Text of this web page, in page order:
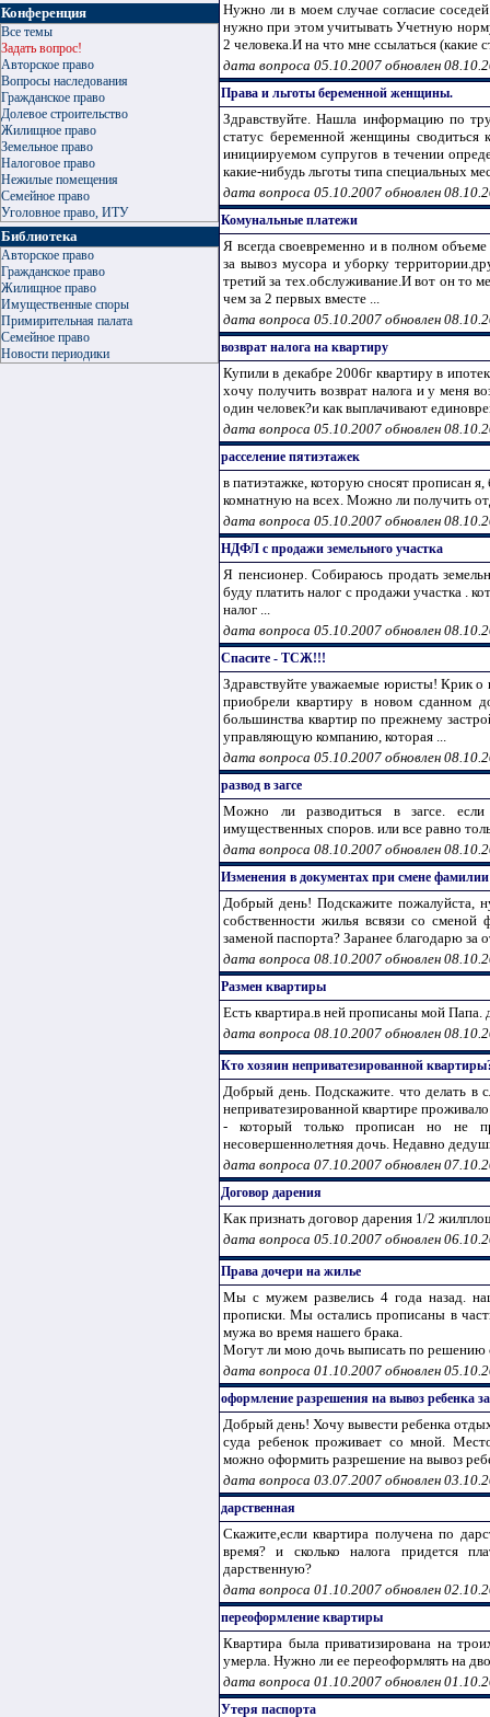
Конференция
Все темы
Задать вопрос!
Авторское право
Вопросы наследования
Гражданское право
Долевое строительство
Жилищное право
Земельное право
Налоговое право
Нежилые помещения
Семейное право
Уголовное право, ИТУ
Библиотека
Авторское право
Гражданское право
Жилищное право
Имущественные споры
Примирительная палата
Семейное право
Новости периодики
Нужно ли в моем случае согласие
нужно при этом учитывать Учетную
2 человека.И на что мне ссылаться (какие
дата вопроса 05.10.2007 обновлен
Права и льготы беременной женщины.
Здравствуйте. Нашла информацию по
статус беременной женщины сводиться
инициируемом супругов в течении
какие-нибудь льготы типа специальных
дата вопроса 05.10.2007 обновлен
Комунальные платежи
Я всегда своевременно и в полном
за вывоз мусора и уборку
третий за тех.обслуживание.И вот он то
чем за 2 первых вместе ...
дата вопроса 05.10.2007 обновлен
возврат налога на квартиру
Купили в декабре 2006г квартиру в
хочу получить возврат налога и у меня
один человек?и как выплачивают
дата вопроса 05.10.2007 обновлен
расселение пятиэтажек
в патиэтажке, которую сносят прописан
комнатную на всех. Можно ли получить
дата вопроса 05.10.2007 обновлен
НДФЛ с продажи земельного участка
Я пенсионер. Собираюсь продать
буду платить налог с продажи участка .
налог ...
дата вопроса 05.10.2007 обновлен
Спасите - ТСЖ!!!
Здравствуйте уважаемые юристы! Крик о
приобрели квартиру в новом сданном
большинства квартир по прежнему
управляющую компанию, которая ...
дата вопроса 05.10.2007 обновлен
развод в загсе
Можно ли разводиться в загсе.
имущественных споров. или все равно
дата вопроса 08.10.2007 обновлен
Изменения в документах при смене фамилии
Добрый день! Подскажите пожалуйста,
собственности жилья всвязи со сменой
заменой паспорта? Заранее благодарю за
дата вопроса 08.10.2007 обновлен
Размен квартиры
Есть квартира.в ней прописаны мой Папа.
дата вопроса 08.10.2007 обновлен
Кто хозяин неприватезированной
Добрый день. Подскажите. что делать в
неприватезированной квартире
- который только прописан но не
несовершеннолетняя дочь. Недавно
дата вопроса 07.10.2007 обновлен
Договор дарения
Как признать договор дарения 1/2
дата вопроса 05.10.2007 обновлен
Права дочери на жилье
Мы с мужем развелись 4 года назад.
прописки. Мы остались прописаны в
мужа во время нашего брака.
Могут ли мою дочь выписать по решению
дата вопроса 01.10.2007 обновлен
оформление разрешения на вывоз ребенка
Добрый день! Хочу вывести ребенка
суда ребенок проживает со мной.
можно оформить разрешение на вывоз
дата вопроса 03.07.2007 обновлен
дарственная
Скажите,если квартира получена по
время? и сколько налога придется
дарственную?
дата вопроса 01.10.2007 обновлен
переоформление квартиры
Квартира была приватизирована на
умерла. Нужно ли ее переоформлять на
дата вопроса 01.10.2007 обновлен
Утеря паспорта